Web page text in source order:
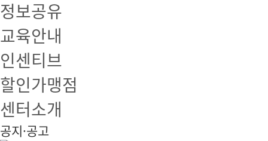
정보공유
교육안내
인센티브
할인가맹점
센터소개
공지·공고